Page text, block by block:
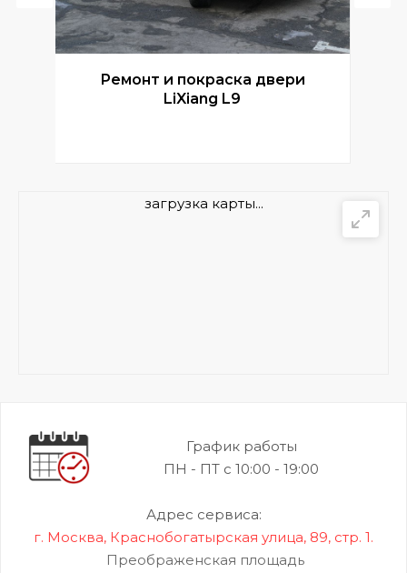
Ремонт и покраска двери
LiXiang L9
загрузка карты...
График работы
ПН - ПТ с 10:00 - 19:00
Адрес сервиса:
г. Москва, Краснобогатырская улица, 89, стр. 1.
Преображенская площадь